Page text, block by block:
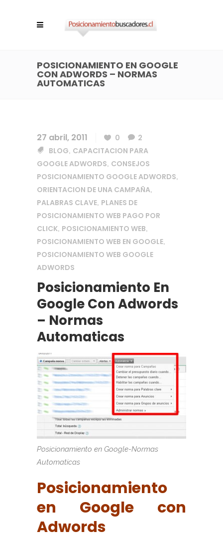
POSICIONAMIENTO EN GOOGLE
CON ADWORDS – NORMAS
AUTOMATICAS
27 abril, 2011 0
2
BLOG, CAPACITACION PARA
GOOGLE ADWORDS, CONSEJOS
POSICIONAMIENTO GOOGLE ADWORDS,
ORIENTACION DE UNA CAMPAÑA,
PALABRAS CLAVE, PLANES DE
POSICIONAMIENTO WEB PAGO POR
CLICK, POSICIONAMIENTO WEB,
POSICIONAMIENTO WEB EN GOOGLE,
POSICIONAMIENTO WEB GOOGLE
ADWORDS
Posicionamiento En
Google Con Adwords
– Normas
Automaticas
Posicionamiento en Google-Normas
Automaticas
Posicionamiento
en Google con
Adwords